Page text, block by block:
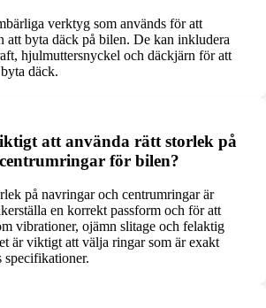
verktyg som används för att
att byta däck på bilen. De kan inkludera
hjulmuttersnyckel och däckjärn för att
däck.
att använda rätt storlek på
för bilen?
på navringar och centrumringar är
en korrekt passform och för att
vibrationer, ojämn slitage och felaktig
är viktigt att välja ringar som är exakt
specifikationer.